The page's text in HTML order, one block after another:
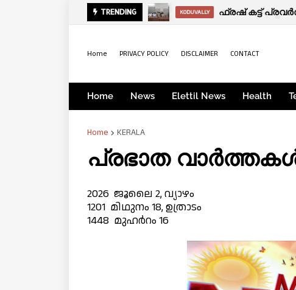
TRENDING OBITUARY
Home PRIVACY POLICY DISCLAIMER CONTACT
Home News Elettil News Health
Home KERALA
പ്രഭാത
2026 ജൂലൈ 2, വ്യാഴം
1201 മിഥുനം 18, ഉത്രാടം
1448 മുഹർറം 16